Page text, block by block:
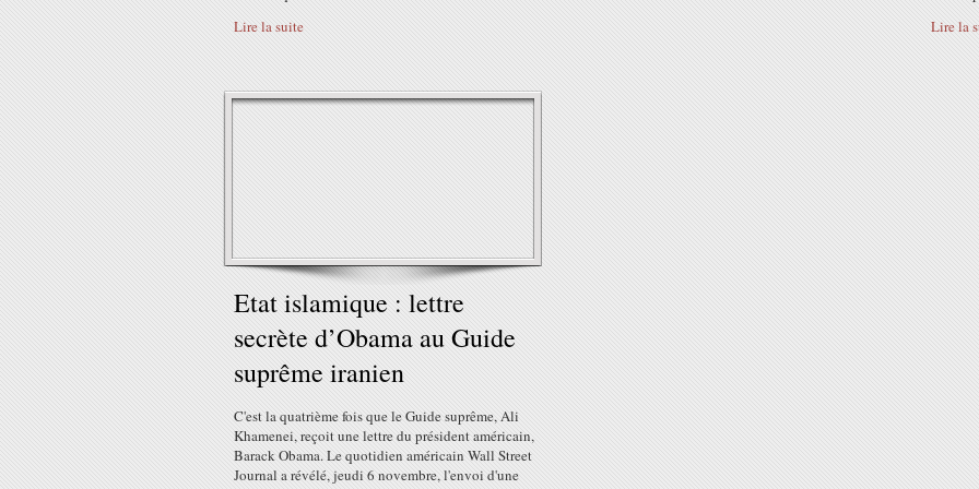
Lire la suite
Lire la
Etat islamique : lettre
secrète d’Obama au Guide
suprême iranien
C'est la quatrième fois que le Guide suprême, Ali
Khamenei, reçoit une lettre du président américain,
Barack Obama. Le quotidien américain Wall Street
Journal a révélé, jeudi 6 novembre, l'envoi d'une